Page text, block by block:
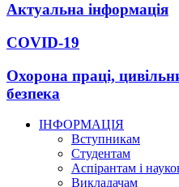
Актуальна інформація
COVID-19
Охорона праці,
безпека
ІНФОРМАЦІЯ
Вступникам
Студентам
Аспірантам і
Викладачам